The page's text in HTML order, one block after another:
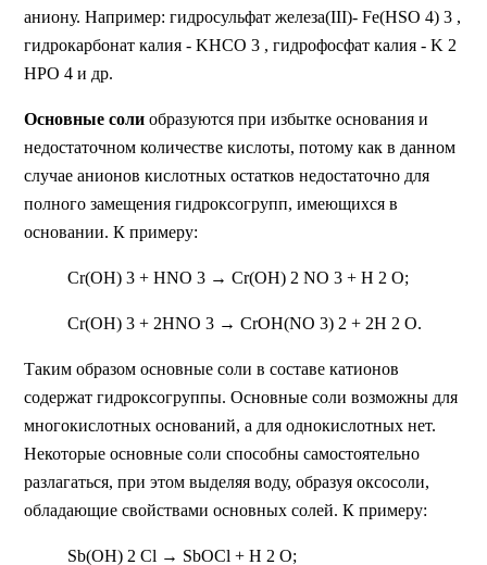
аниону. Например: гидросульфат железа(III)- Fe(HSO 4) 3 ,
гидрокарбонат калия - KHCO 3 , гидрофосфат калия - K 2
HPO 4 и др.
Основные соли образуются при избытке основания и
недостаточном количестве кислоты, потому как в данном
случае анионов кислотных остатков недостаточно для
полного замещения гидроксогрупп, имеющихся в
основании. К примеру:
Cr(OH) 3 + HNO 3 → Cr(OH) 2 NO 3 + H 2 O;
Cr(OH) 3 + 2HNO 3 → CrOH(NO 3) 2 + 2H 2 O.
Таким образом основные соли в составе катионов
содержат гидроксогруппы. Основные соли возможны для
многокислотных оснований, а для однокислотных нет.
Некоторые основные соли способны самостоятельно
разлагаться, при этом выделяя воду, образуя оксосоли,
обладающие свойствами основных солей. К примеру:
Sb(OH) 2 Cl → SbOCl + H 2 O;